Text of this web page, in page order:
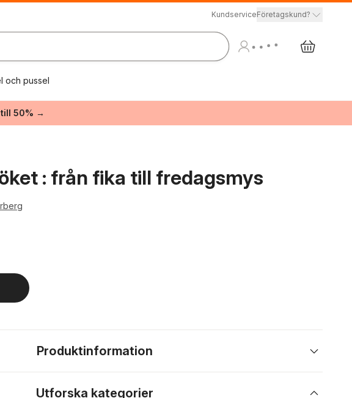
KundserviceFöretagskund?
och pussel
till 50% →
: från fika till fredagsmys
Produktinformation
Utforska kategorier